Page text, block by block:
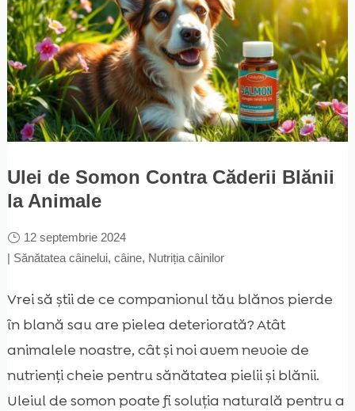
Ulei de Somon Contra Căderii Blănii
la Animale
12 septembrie 2024
| Sănătatea câinelui, câine, Nutriția câinilor
Vrei să știi de ce companionul tău blănos pierde
în blană sau are pielea deteriorată? Atât
animalele noastre, cât și noi avem nevoie de
nutrienți cheie pentru sănătatea pielii și blănii.
Uleiul de somon poate fi soluția naturală pentru a